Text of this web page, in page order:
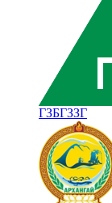
ГЗБГЗЗГ